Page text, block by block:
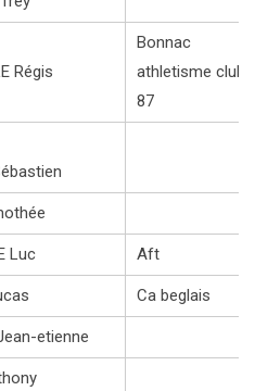
Régis
Bonnac
athletisme club
87
Luc Aft
Ca beglais
etienne